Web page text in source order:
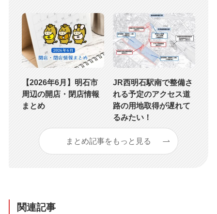
【2026年6月】明石市
周辺の開店・閉店情報
まとめ
JR西明石駅南で整備さ
れる予定のアクセス道
路の用地取得が遅れて
るみたい！
まとめ記事をもっと見る
関連記事